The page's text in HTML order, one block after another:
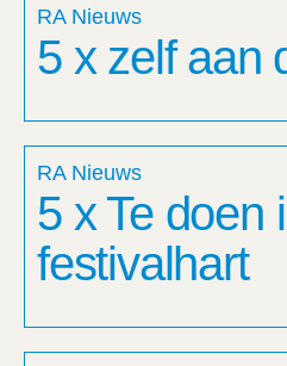
RA Nieuws
5 x zelf aan
RA Nieuws
5 x Te doen
festivalhart